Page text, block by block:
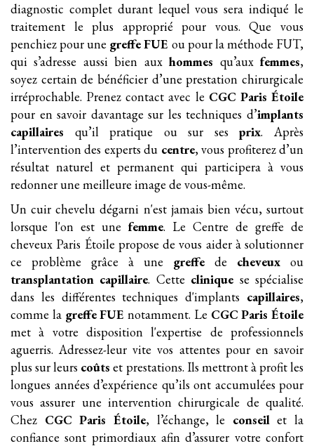
diagnostic complet durant lequel vous sera indiqué le
traitement le plus approprié pour vous. Que vous
penchiez pour une greffe FUE ou pour la méthode FUT,
qui s’adresse aussi bien auxhommes qu’auxfemmes,
soyez certain de bénéficier d’une prestation chirurgicale
irréprochable. Prenez contact avec le CGC Paris Étoile
pour en savoir davantage sur les techniques d’implants
capillaires qu’il pratique ou sur sesprix. Après
l’intervention des experts du centre, vous profiterez d’un
résultat naturel et permanent qui participera à vous
redonner une meilleure image de vous-même.
Un cuir chevelu dégarni n'est jamais bien vécu, surtout
lorsque l'on est une femme. Le Centre de greffe de
cheveux Paris Étoile propose de vous aider à solutionner
ce problème grâce à une greffe de cheveux ou
transplantation capillaire. Cette clinique se spécialise
dans les différentes techniques d'implants capillaires,
comme la greffe FUE notamment. Le CGC Paris Étoile
met à votre disposition l'expertise de professionnels
aguerris. Adressez-leur vite vos attentes pour en savoir
plus sur leurs coûts et prestations. Ils mettront à profit les
longues années d’expérience qu’ils ont accumulées pour
vous assurer une intervention chirurgicale de qualité.
Chez CGC Paris Étoile, l’échange, le conseilet la
confiance sont primordiaux afin d’assurer votre confort